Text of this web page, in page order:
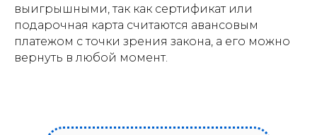
выигрышными, так как сертификат или
подарочная карта считаются авансовым
платежом с точки зрения закона, а его можно
вернуть в любой момент.